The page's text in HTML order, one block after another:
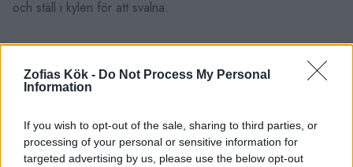
Zofias Kök - Do Not Process My Personal
Information
If you wish to opt-out of the sale, sharing to third parties, or
processing of your personal or sensitive information for
targeted advertising by us, please use the below opt-out
och ställ i kylen för att svalna.
Hallonkräm
Häll purén i en kastrull och blanda med övriga ingredienser.
Koka upp under omrörning tills krämen har tjocknat.
Häll krämen i en skål och låt svalna.